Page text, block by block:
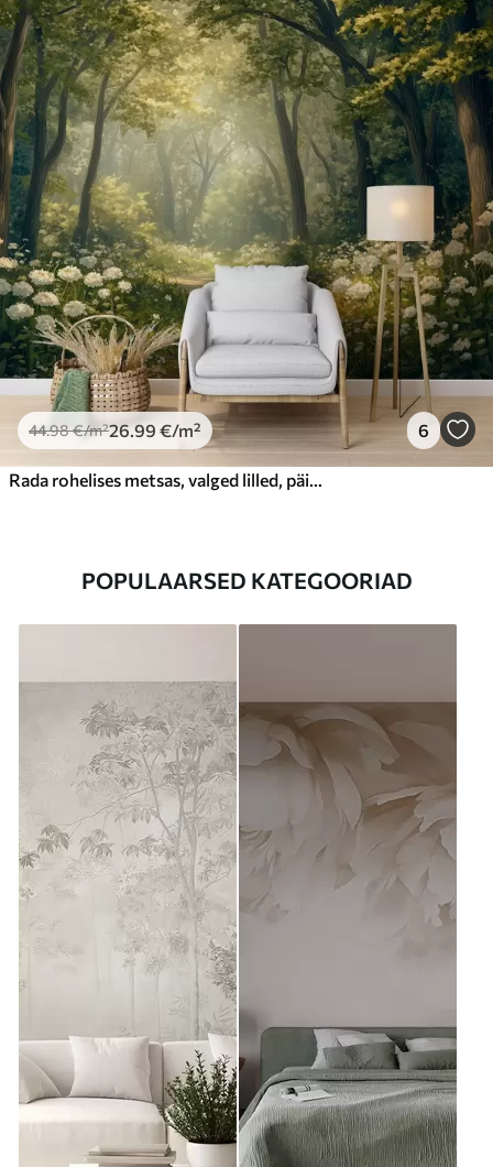
44.98€/m²26.99 €/m² 6
POPULAARSED KATEGOORIAD